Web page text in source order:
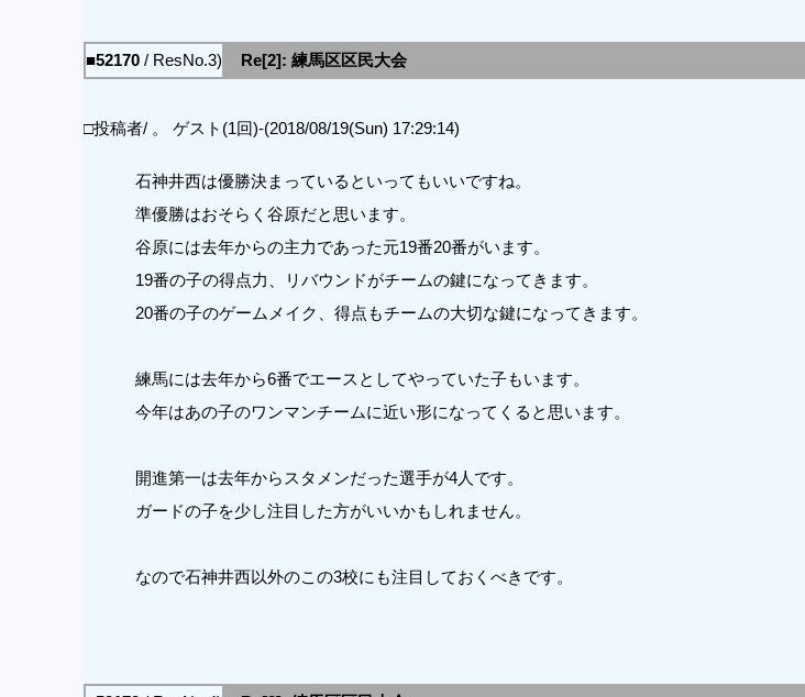
■52170/ ResNo.3)
Re[2]: 練馬区区民大会
□投稿者/ 。 ゲスト(1回)-(2018/08/19(Sun) 17:29:14)
石神井西は優勝決まっているといってもいいですね。
準優勝はおそらく谷原だと思います。
谷原には去年からの主力であった元19番20番がいます。
19番の子の得点力、リバウンドがチームの鍵になってきます。
20番の子のゲームメイク、得点もチームの大切な鍵になってきます。
練馬には去年から6番でエースとしてやっていた子もいます。
今年はあの子のワンマンチームに近い形になってくると思います。
開進第一は去年からスタメンだった選手が4人です。
ガードの子を少し注目した方がいいかもしれません。
なので石神井西以外のこの3校にも注目しておくべきです。